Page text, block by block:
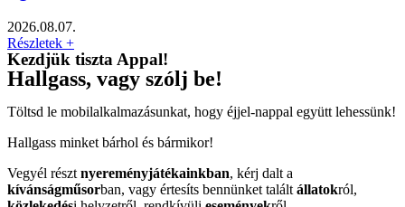
2026.08.07.
Részletek +
Kezdjük tiszta Appal!
Hallgass, vagy szólj be!
Töltsd le mobilalkalmazásunkat, hogy éjjel-nappal együtt lehessünk!
Hallgass minket bárhol és bármikor!
Vegyél részt nyereményjátékainkban, kérj dalt a
kívánságműsorban, vagy értesíts bennünket talált állatokról,